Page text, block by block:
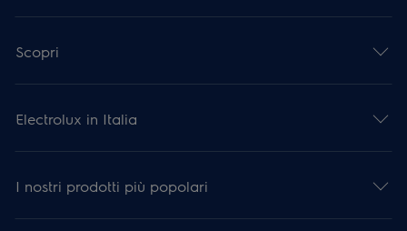
Scopri
Electrolux in Italia
I nostri prodotti più popolari